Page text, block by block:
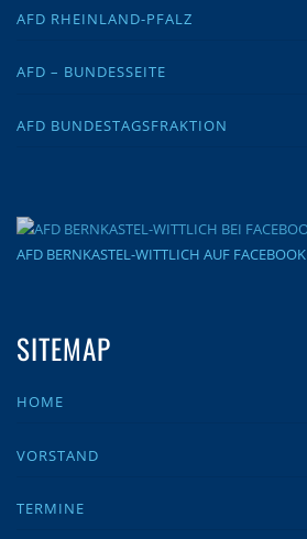
AFD RHEINLAND-PFALZ
AFD – BUNDESSEITE
AFD BUNDESTAGSFRAKTION
AFD BERNKASTEL-WITTLICH AUF FACEBOOK
SITEMAP
HOME
VORSTAND
TERMINE